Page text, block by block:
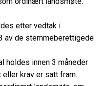
etter vedtak i
av de stemmeberettigede
holdes innen 3 måneder
krav er satt fram.